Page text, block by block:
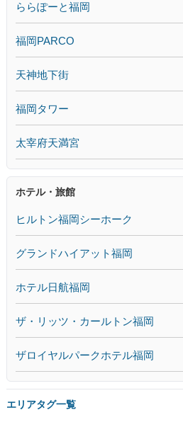
ららぽーと福岡
福岡PARCO
天神地下街
福岡タワー
太宰府天満宮
ホテル・旅館
ヒルトン福岡シーホーク
グランドハイアット福岡
ホテル日航福岡
ザ・リッツ・カールトン福岡
ザロイヤルパークホテル福岡
エリアタグ一覧